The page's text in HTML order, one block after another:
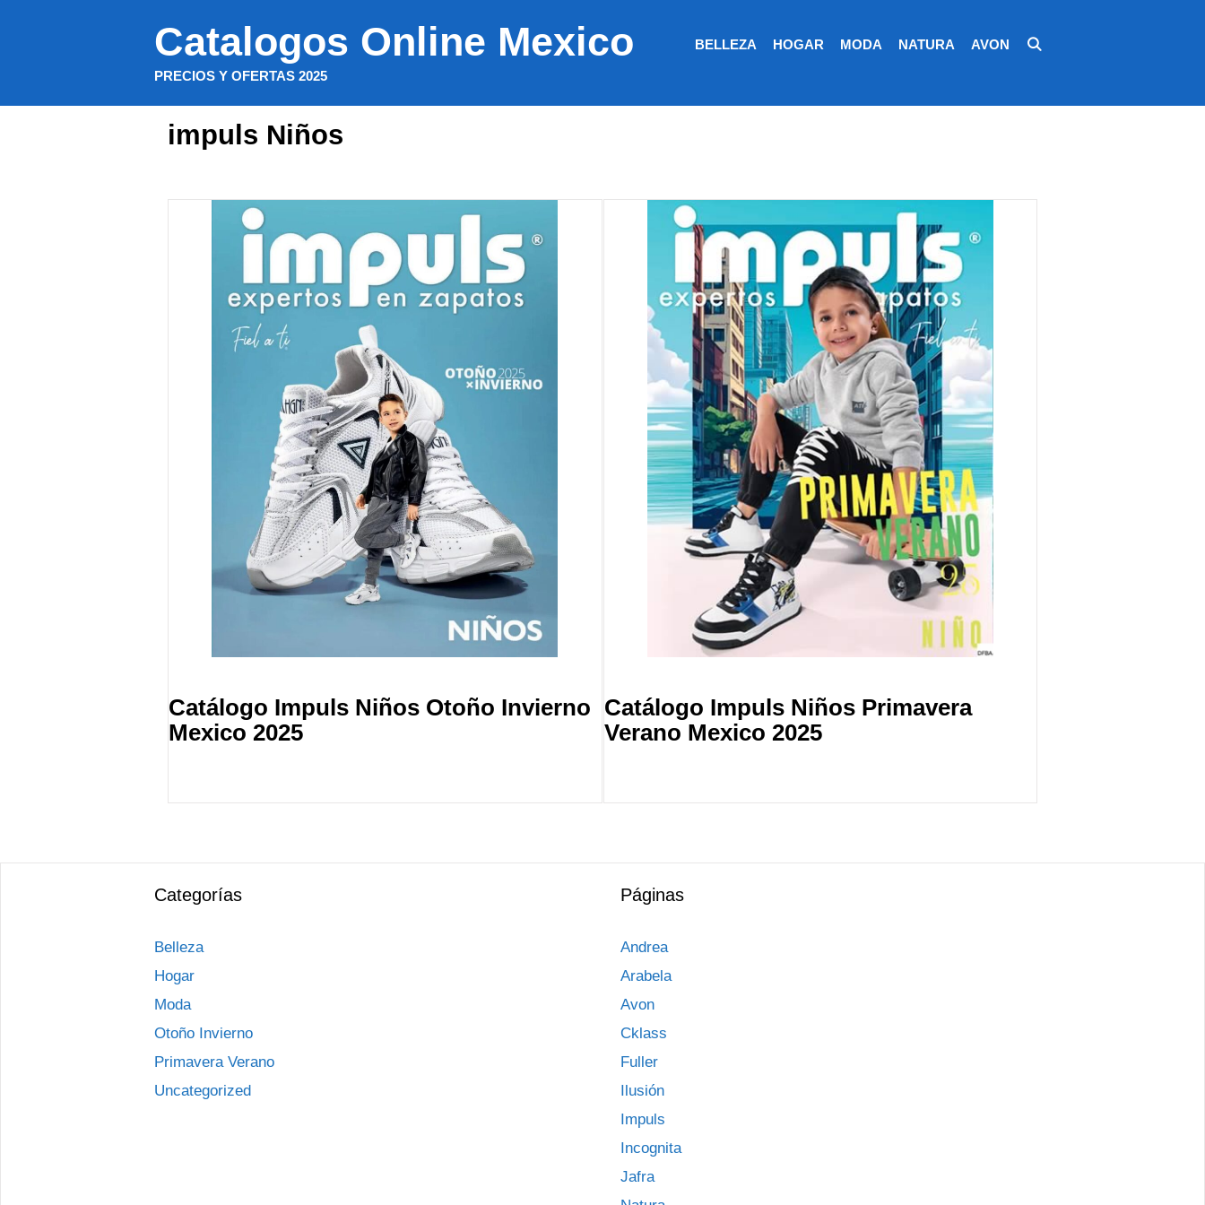
Catalogos Online Mexico
PRECIOS Y OFERTAS 2025
BELLEZA HOGAR MODA NATURA AVON
impuls Niños
Catálogo Impuls Niños Otoño Invierno
Mexico 2025
Catálogo Impuls Niños Primavera
Verano Mexico 2025
Categorías
Belleza
Hogar
Moda
Otoño Invierno
Primavera Verano
Uncategorized
Páginas
Andrea
Arabela
Avon
Cklass
Fuller
Ilusión
Impuls
Incognita
Jafra